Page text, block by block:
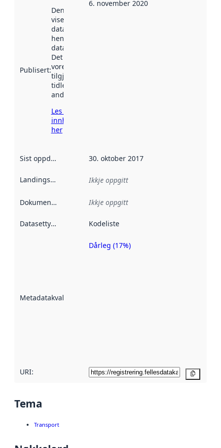
Publisert:
Denne datoen
viser når
datasettet vart
henta inn av
data.norge.no.
Det kan ha
vore
tilgjengeleg
tidlegare
andre stader.
Les meir om
innhenting
her
6. november 2020
Sist oppdatert 30. oktober 2017
Landingsside Ikkje oppgitt
Dokumentasjon Ikkje oppgitt
Datasettype Kodeliste
Metadatakvalitet
Metadatakvalitet
Dårleg (17%)
URI:
Tema
Transport